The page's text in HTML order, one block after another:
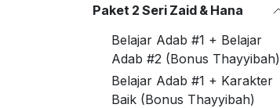
Paket 2 Seri Zaid & Hana
Belajar Adab #1 + Belajar
Adab #2 (Bonus Thayyibah)
Belajar Adab #1 + Karakter
Baik (Bonus Thayyibah)